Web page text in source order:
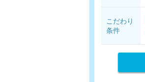
こだわり
条件